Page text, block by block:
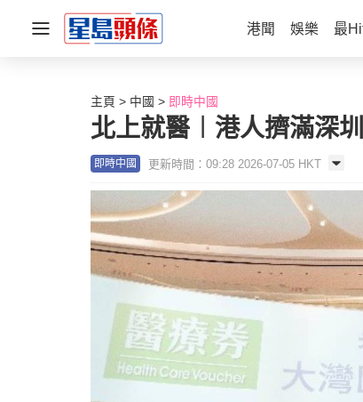
港聞 娛樂 最
主頁 中國 即時中國
北上就醫︱港人擠滿深
即時中國 更新時間：09:28 2026-07-05 HKT